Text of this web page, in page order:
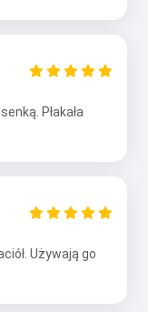
Płakała
Używają go
🥰